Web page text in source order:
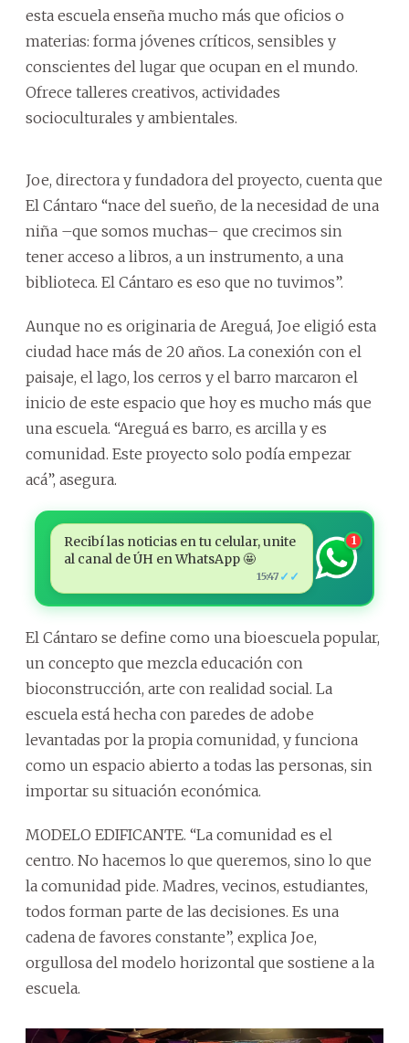
esta escuela enseña mucho más que oficios o
materias: forma jóvenes críticos, sensibles y
conscientes del lugar que ocupan en el mundo.
Ofrece talleres creativos, actividades
socioculturales y ambientales.
Joe, directora y fundadora del proyecto, cuenta que
El Cántaro “nace del sueño, de la necesidad de una
niña –que somos muchas– que crecimos sin
tener acceso a libros, a un instrumento, a una
biblioteca. El Cántaro es eso que no tuvimos”.
Aunque no es originaria de Areguá, Joe eligió esta
ciudad hace más de 20 años. La conexión con el
paisaje, el lago, los cerros y el barro marcaron el
inicio de este espacio que hoy es mucho más que
una escuela. “Areguá es barro, es arcilla y es
comunidad. Este proyecto solo podía empezar
acá”, asegura.
Recibí las noticias en tu celular, unite
al canal de ÚH en WhatsApp 🤩
15:47 ✓✓
1
El Cántaro se define como una bioescuela popular,
un concepto que mezcla educación con
bioconstrucción, arte con realidad social. La
escuela está hecha con paredes de adobe
levantadas por la propia comunidad, y funciona
como un espacio abierto a todas las personas, sin
importar su situación económica.
MODELO EDIFICANTE. “La comunidad es el
centro. No hacemos lo que queremos, sino lo que
la comunidad pide. Madres, vecinos, estudiantes,
todos forman parte de las decisiones. Es una
cadena de favores constante”, explica Joe,
orgullosa del modelo horizontal que sostiene a la
escuela.